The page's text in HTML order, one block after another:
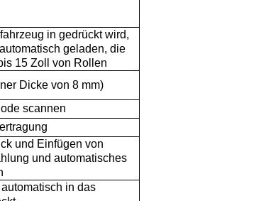
in gedrückt wird,
geladen, die
15 Zoll von Rollen
Dicke von 8 mm)
scannen
und Einfügen von
und automatisches
in das